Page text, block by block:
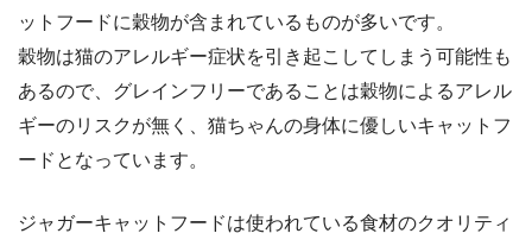
ットフードに穀物が含まれているものが多いです。
穀物は猫のアレルギー症状を引き起こしてしまう可能性も
あるので、グレインフリーであることは穀物によるアレル
ギーのリスクが無く、猫ちゃんの身体に優しいキャットフ
ードとなっています。
ジャガーキャットフードは使われている食材のクオリティ